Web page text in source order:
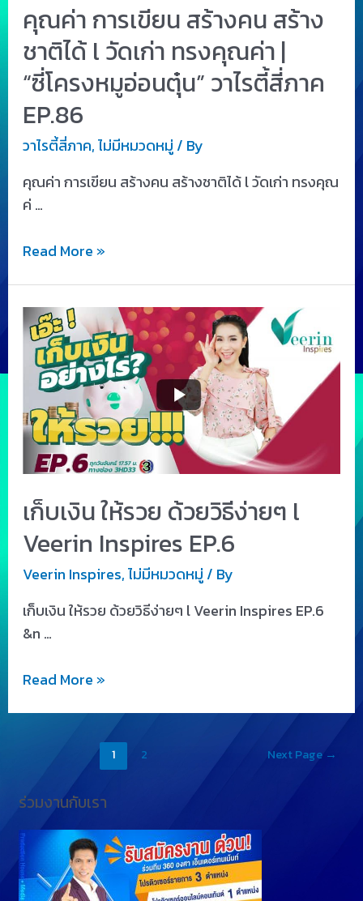
คุณค่า การเขียน สร้างคน สร้าง
ชาติได้ l วัดเก่า ทรงคุณค่า |
“ซี่โครงหมูอ่อนตุ๋น” วาไรตี้สี่ภาค
EP.86
วาไรตี้สี่ภาค,ไม่มีหมวดหมู่ / By
คุณค่า การเขียน สร้างคน สร้างชาติได้ l วัดเก่า ทรงคุณ
ค่ …
Read More »
เก็บเงิน ให้รวย ด้วยวิธีง่ายๆ l
Veerin Inspires EP.6
Veerin Inspires,ไม่มีหมวดหมู่ / By
เก็บเงิน ให้รวย ด้วยวิธีง่ายๆ l Veerin Inspires EP.6
&n …
Read More »
1 2 Next Page →
ร่วมงานกับเรา